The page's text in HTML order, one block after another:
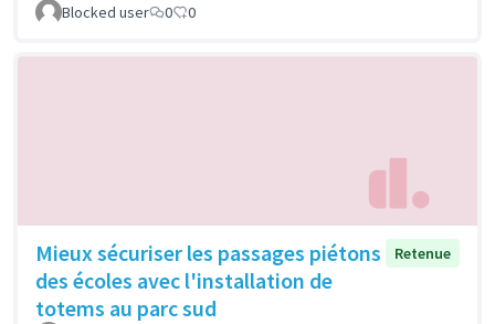
Blocked user 0 0
Mieux sécuriser les passages piétons
des écoles avec l'installation de
totems au parc sud
Retenue